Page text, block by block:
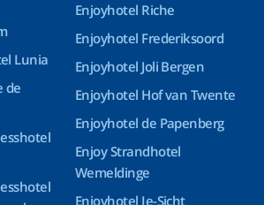
Lunia
de
Enjoyhotel Riche
Enjoyhotel Frederiksoord
Enjoyhotel Joli Bergen
Enjoyhotel Hof van Twente
Enjoyhotel de Papenberg
Enjoy Strandhotel
Wemeldinge
Enjoyhotel Ie-Sicht